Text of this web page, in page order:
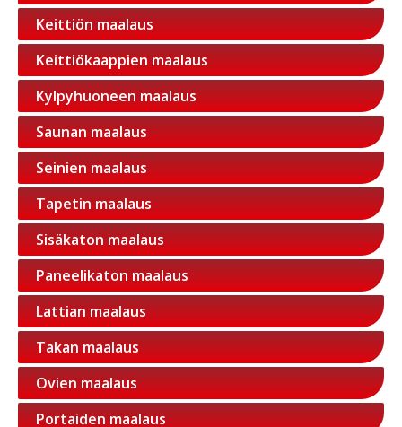
Keittiön maalaus
Keittiökaappien maalaus
Kylpyhuoneen maalaus
Saunan maalaus
Seinien maalaus
Tapetin maalaus
Sisäkaton maalaus
Paneelikaton maalaus
Lattian maalaus
Takan maalaus
Ovien maalaus
Portaiden maalaus